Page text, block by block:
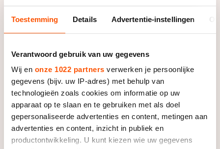
Toestemming Details Advertentie-instellingen
Verantwoord gebruik van uw gegevens
Wij en onze 1022 partners verwerken je persoonlijke
gegevens (bijv. uw IP-adres) met behulp van
technologieën zoals cookies om informatie op uw
apparaat op te slaan en te gebruiken met als doel
gepersonaliseerde advertenties en content, metingen aan
advertenties en content, inzicht in publiek en
productontwikkeling. U kunt kiezen wie uw gegevens
baanselectie. Nu zo’n tweeënhalf jaar geleden heeft
Zwartkruis deze opgezet en is daar tot op de dag van
trainen, in homogene groepen samen te laten komen.
Dit onder begeleiding van de beste trainers,
waaronder bijvoorbeeld oud-topschaatsster Petra
Moolhuizen, en goede faciliteiten.” De baanselectie
Gelderse Poort heeft zo inmiddels een grote groep
rijders van verschillende leeftijden in een C-, een B- en
een A-selectie en heeft met onder andere Linda Klein
en Luuc Bugter de aansluiting bij de Nederlandse top